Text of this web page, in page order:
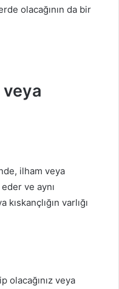
olacağının da bir
veya
ilham veya
ve aynı
varlığı
olacağınız veya